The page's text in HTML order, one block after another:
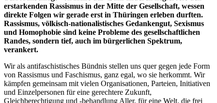
erstarkenden Rassismus in der Mitte der Gesellschaft, wessen
direkte Folgen wir gerade erst in Thüringen erleben durften.
Rassismus, völkisch-nationalistisches Gedankengut, Sexismus
und Homophobie sind keine Probleme des gesellschaftlichen
Randes, sondern tief, auch im bürgerlichen Spektrum,
verankert.
Wir als antifaschistisches Bündnis stellen uns quer gegen jede Form
von Rassismus und Faschismus, ganz egal, wo sie herkommt. Wir
kämpfen gemeinsam mit vielen Organisationen, Parteien, Initiativen
und Einzelpersonen für eine gerechtere Zukunft,
Gleichberechtigung und -behandlung Aller, für eine Welt, die frei